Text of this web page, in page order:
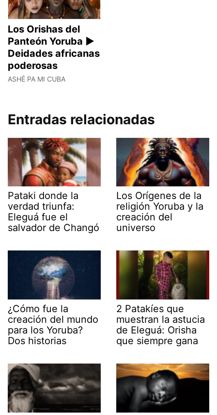
Los Orishas del
Panteón Yoruba ►
Deidades africanas
poderosas
ASHÉ PA MI CUBA
Entradas relacionadas
Pataki donde la
verdad triunfa:
Eleguá fue el
salvador de Changó
Los Orígenes de la
religión Yoruba y la
creación del
universo
¿Cómo fue la
creación del mundo
para los Yoruba?
Dos historias
2 Patakíes que
muestran la astucia
de Eleguá: Orisha
que siempre gana